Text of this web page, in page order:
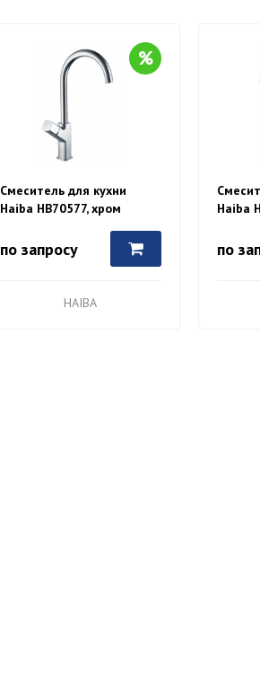
Смеситель для кухни
Haiba HB70577, хром
по запросу
HAIBA
Haiba
по